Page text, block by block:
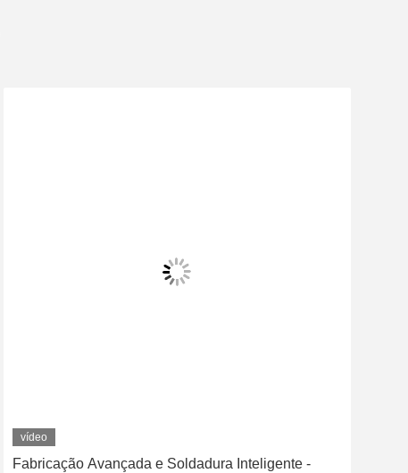
vídeo
Fabricação Avançada e Soldadura Inteligente -